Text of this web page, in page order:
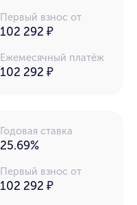
Первый взнос от
102 292 ₽
Ежемесячный платёж
102 292 ₽
Годовая ставка
25.69%
Первый взнос от
102 292 ₽